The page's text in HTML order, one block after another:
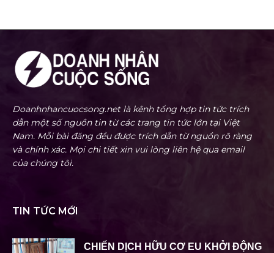
Doanhnhancuocsong.net là kênh tổng hợp tin tức trích
dẫn một số nguồn tin từ các trang tin tức lớn tại Việt
Nam. Mỗi bài đăng đều được trích dẫn từ nguồn rõ ràng
và chính xác. Mọi chi tiết xin vui lòng liên hệ qua email
của chúng tôi.
TIN TỨC MỚI
CHIẾN DỊCH HỮU CƠ EU KHỞI ĐỘNG